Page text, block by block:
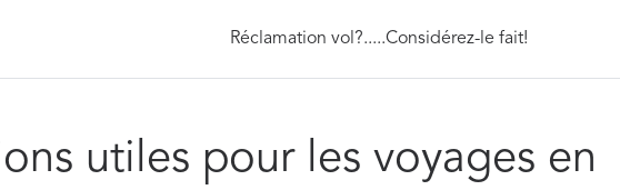
Réclamation vol?.....Considérez-le fait!
utiles pour les voyages en